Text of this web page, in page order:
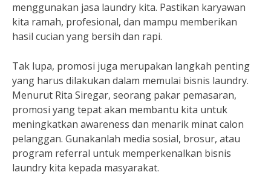
menggunakan jasa laundry kita. Pastikan karyawan
kita ramah, profesional, dan mampu memberikan
hasil cucian yang bersih dan rapi.
Tak lupa, promosi juga merupakan langkah penting
yang harus dilakukan dalam memulai bisnis laundry.
Menurut Rita Siregar, seorang pakar pemasaran,
promosi yang tepat akan membantu kita untuk
meningkatkan awareness dan menarik minat calon
pelanggan. Gunakanlah media sosial, brosur, atau
program referral untuk memperkenalkan bisnis
laundry kita kepada masyarakat.